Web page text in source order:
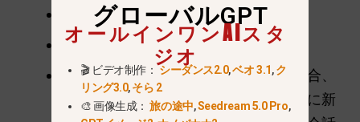
より頻繁な安全中断メッセージ
長い回答による出力の切り詰め
チャットに添付ファイルが含まれる場合、
無料ユーザーはそれらを使用するために新
グローバルGPT
オールインワンAIスタ
ジオ
🎬 ビデオ制作：シーダンス2.0,ベオ 3.1,ク
リング3.0,そら 2
🎨 画像生成：旅の途中,Seedream 5.0 Pro,